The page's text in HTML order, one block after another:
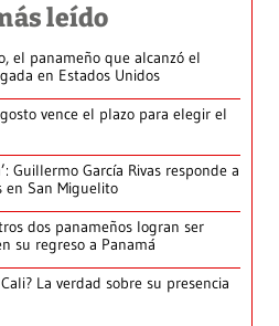
leído
el panameño que alcanzó el
en Estados Unidos
vence el plazo para elegir el
Guillermo García Rivas responde a
en San Miguelito
dos panameños logran ser
su regreso a Panamá
La verdad sobre su presencia